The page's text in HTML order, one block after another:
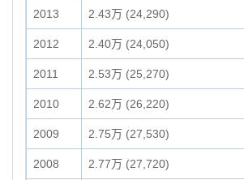
2013 2.43万 (24,290)
2012 2.40万 (24,050)
2011 2.53万 (25,270)
2010 2.62万 (26,220)
2009 2.75万 (27,530)
2008 2.77万 (27,720)